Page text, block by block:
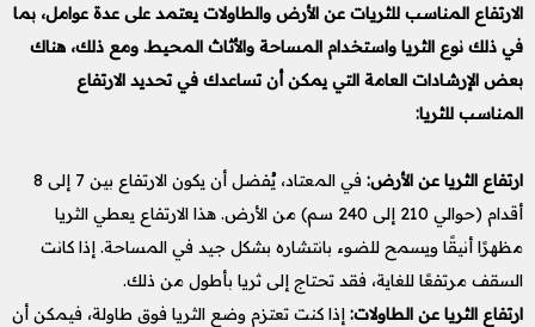
الارتفاع المناسب للثريات عن الأرض والطاولات يعتمد على عدة عوامل، بما
في ذلك نوع الثريا واستخدام المساحة والأثاث المحيط. ومع ذلك، هناك
بعض الإرشادات العامة التي يمكن أن تساعدك في تحديد الارتفاع
المناسب للثريا:
ارتفاع الثريا عن الأرض:
في المعتاد، يُفضل أن يكون الارتفاع بين 7 إلى 8
أقدام (حوالي 210 إلى 240 سم) من الأرض. هذا الارتفاع يعطي الثريا
مظهرًا أنيقًا ويسمح للضوء بانتشاره بشكل جيد في المساحة. إذا كانت
السقف مرتفعًا للغاية، فقد تحتاج إلى ثريا بأطول من ذلك.
ارتفاع الثريا عن الطاولات: إذا كنت تعتزم وضع الثريا فوق طاولة، فيمكن أن